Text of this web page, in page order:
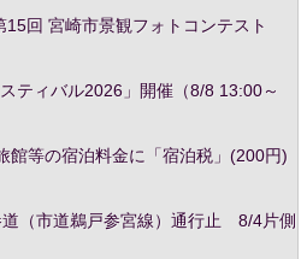
15回 宮崎市景観フォトコンテスト
ティバル2026」開催（8/8 13:00～
館等の宿泊料金に「宿泊税」(200円)
（市道鵜戸参宮線）通行止 8/4片側